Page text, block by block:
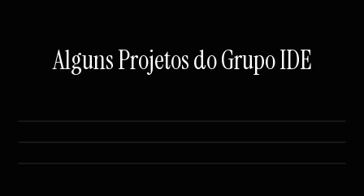
Alguns Projetos do Grupo IDE